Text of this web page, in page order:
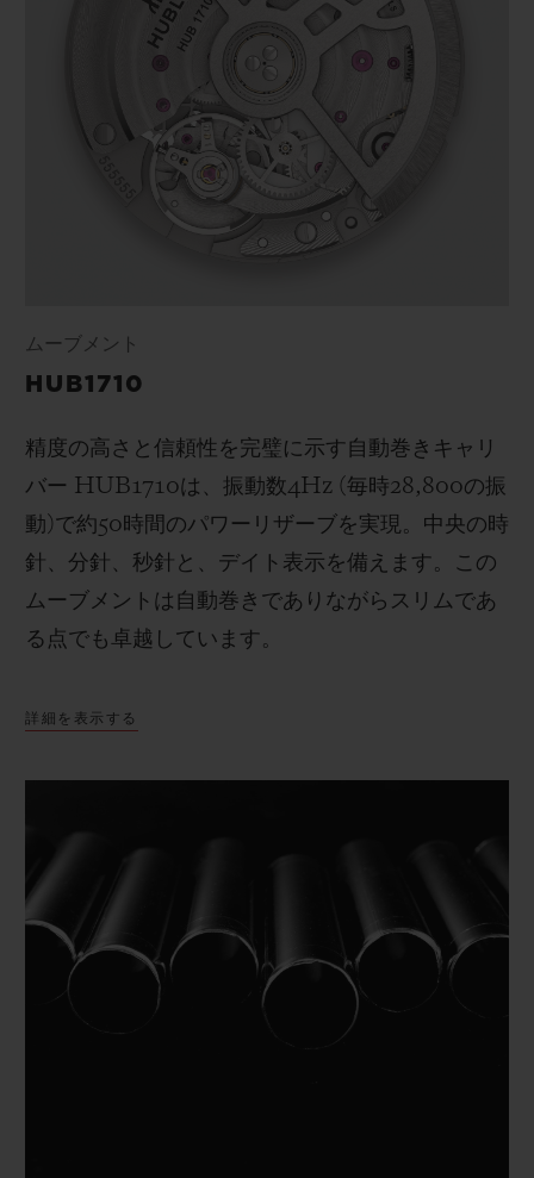
ムーブメント
HUB1710
精度の高さと信頼性を完璧に示す自動巻きキャリ
バー HUB1710は、 振動数4Hz (毎時28,800の振
動)で約50時間のパワーリザーブを実現。 中央の時
針、分針、秒針と、 デイト表示を備えます。この
ムーブメントは自動巻きでありながらスリムであ
る点でも卓越しています。
詳細を表示する